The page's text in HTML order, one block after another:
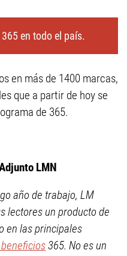
en todo el país.
en más de 1400 marcas,
que a partir de hoy se
de 365.
LMN
año de trabajo, LM
lectores un producto de
en las principales
365. No es un